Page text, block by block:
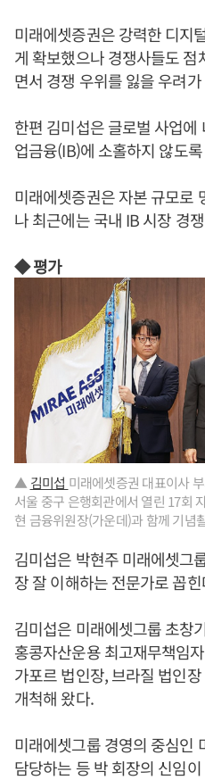
미래에셋증권은 강력한 디지
게 확보했으나 경쟁사들도
면서 경쟁 우위를 잃을 우려
한편 김미섭은 글로벌 사업
업금융(IB)에 소홀하지 않도
미래에셋증권은 자본 규모로
나 최근에는 국내 IB 시장 경
◆ 평가
▲ 김미섭 미래에셋증권 대표이사
서울 중구 은행회관에서 열린 17회
현 금융위원장(가운데)과 함께 기념
김미섭은 박현주 미래에셋그
장 잘 이해하는 전문가로 꼽
김미섭은 미래에셋그룹 초창
홍콩자산운용 최고재무책임
가포르 법인장, 브라질 법인
개척해 왔다.
미래에셋그룹 경영의 중심인
담당하는 등 박 회장의 신임